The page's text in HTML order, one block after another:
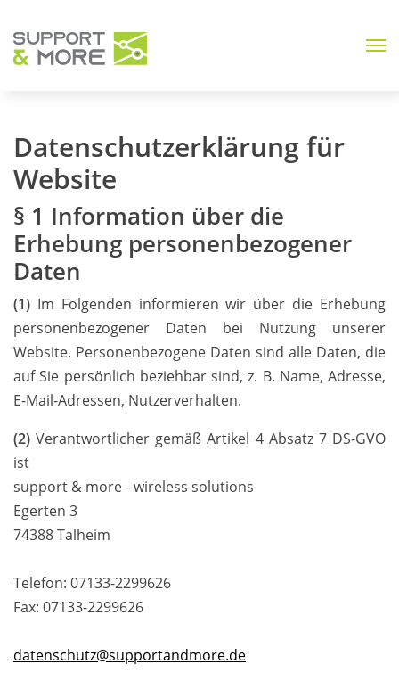
Datenschutzerklärung für
Website
§ 1 Information über die
Erhebung personenbezogener
Daten
(1) Im Folgenden informieren wir über die Erhebung
personenbezogener Daten bei Nutzung unserer
Website. Personenbezogene Daten sind alle Daten, die
auf Sie persönlich beziehbar sind, z. B. Name, Adresse,
E-Mail-Adressen, Nutzerverhalten.
(2) Verantwortlicher gemäß Artikel 4 Absatz 7 DS-GVO
ist
support & more - wireless solutions
Egerten 3
74388 Talheim
Telefon: 07133-2299626
Fax: 07133-2299626
datenschutz@supportandmore.de